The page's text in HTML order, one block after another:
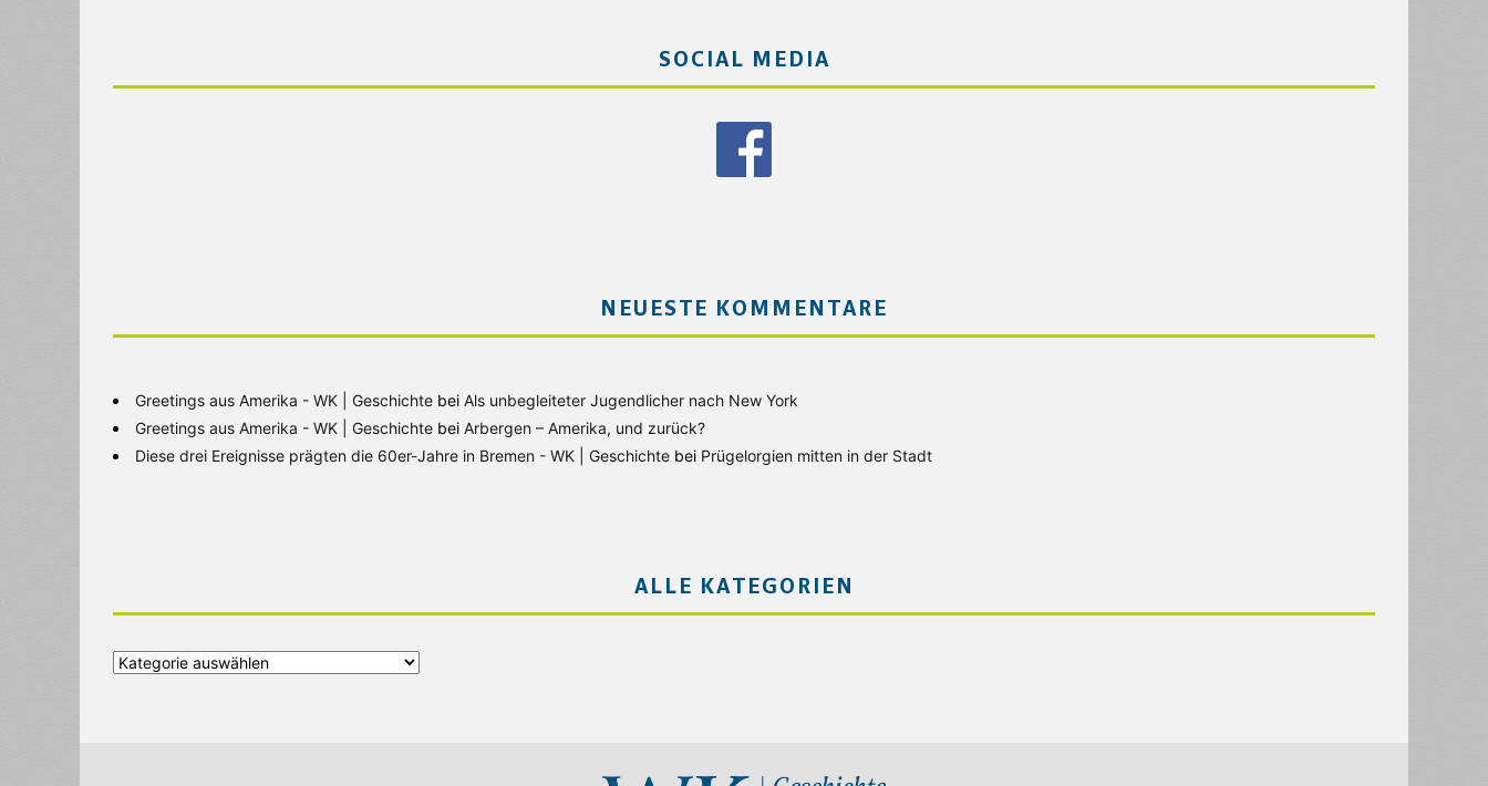
SOCIAL MEDIA
NEUESTE KOMMENTARE
Greetings aus Amerika - WK | Geschichte bei Als unbegleiteter Jugendlicher nach New York
Greetings aus Amerika - WK | Geschichte bei Arbergen – Amerika, und zurück?
Diese drei Ereignisse prägten die 60er-Jahre in Bremen - WK | Geschichte bei Prügelorgien mitten in der Stadt
ALLE KATEGORIEN
Alle